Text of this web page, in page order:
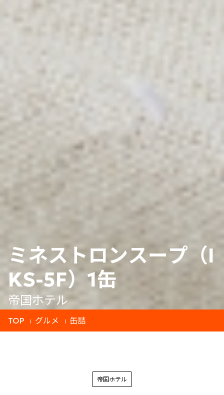
ミネストロンスープ（I
KS-5F）1缶
帝国ホテル
TOP グルメ 缶詰
帝国ホテル